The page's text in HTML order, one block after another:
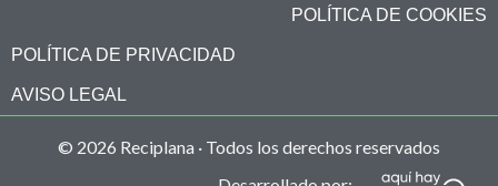
POLÍTICA DE COOKIES
POLÍTICA DE PRIVACIDAD
AVISO LEGAL
© 2026 Reciplana · Todos los derechos reservados